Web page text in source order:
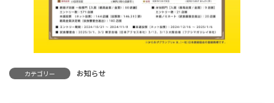
カテゴリー お知らせ